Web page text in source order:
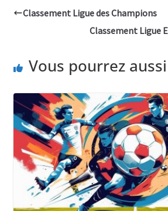
Classement Ligue des Champions
Classement Ligue
Vous pourrez